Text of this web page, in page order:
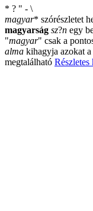
* ? " - \
magyar* szórészletet
magyarság sz?n egy
"magyar" csak a
alma kihagyja azokat
megtalálható Részletes